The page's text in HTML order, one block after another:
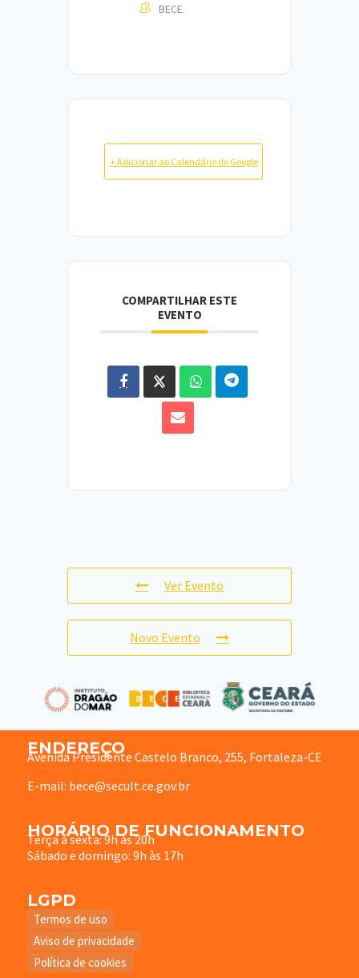
BECE
+ Adicionar ao Calendário do Google
COMPARTILHAR ESTE
EVENTO
Ver Evento
Novo Evento
ENDEREÇO
Avenida Presidente Castelo Branco, 255, Fortaleza-CE
E-mail: bece@secult.ce.gov.br
HORÁRIO DE FUNCIONAMENTO
Terça à sexta: 9h às 20h
Sábado e domingo: 9h às 17h
LGPD
Termos de uso
Aviso de privacidade
Política de cookies